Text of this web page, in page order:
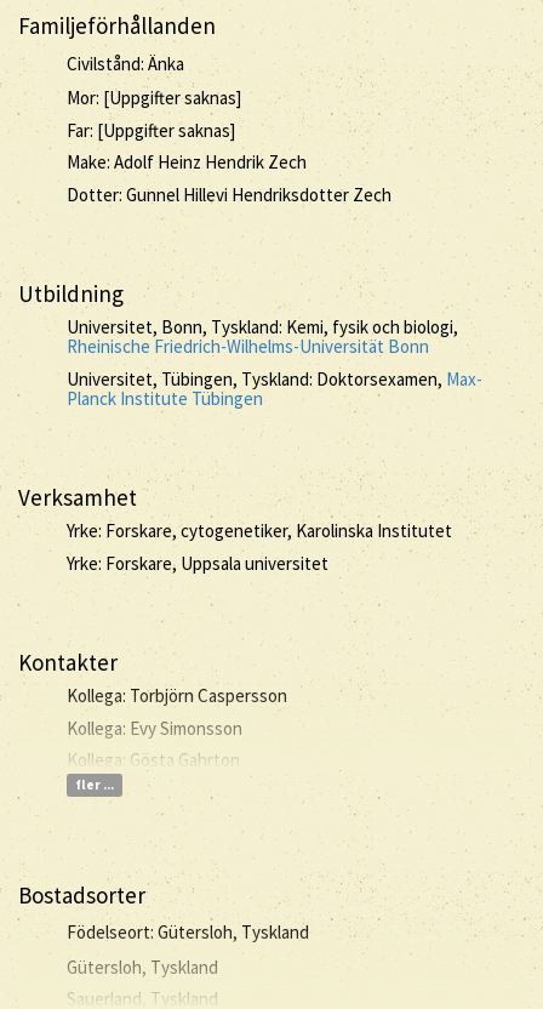
Familjeförhållanden
Civilstånd: Änka
Mor: [Uppgifter saknas]
Far: [Uppgifter saknas]
Make: Adolf Heinz Hendrik Zech
Dotter: Gunnel Hillevi Hendriksdotter Zech
Utbildning
Universitet, Bonn, Tyskland: Kemi, fysik och biologi,
Rheinische Friedrich-Wilhelms-Universität Bonn
Universitet, Tübingen, Tyskland: Doktorsexamen,Max-
Planck Institute Tübingen
Verksamhet
Yrke: Forskare, cytogenetiker, Karolinska Institutet
Yrke: Forskare, Uppsala universitet
Kontakter
Kollega: Torbjörn Caspersson
Kollega: Evy Simonsson
Kollega: Gösta Gahrton
fler ...
Bostadsorter
Födelseort: Gütersloh, Tyskland
Gütersloh, Tyskland
Sauerland, Tyskland